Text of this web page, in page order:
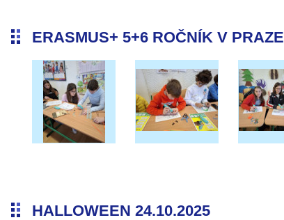
ERASMUS+ 5+6 ROČNÍK V
HALLOWEEN 24.10.2025